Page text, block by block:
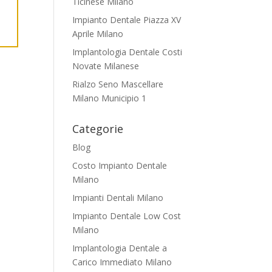
Impianto Dentale Piazza XV
Aprile Milano
Implantologia Dentale Costi
Novate Milanese
Rialzo Seno Mascellare
Milano Municipio 1
Categorie
Blog
Costo Impianto Dentale
Milano
Impianti Dentali Milano
Impianto Dentale Low Cost
Milano
Implantologia Dentale a
Carico Immediato Milano